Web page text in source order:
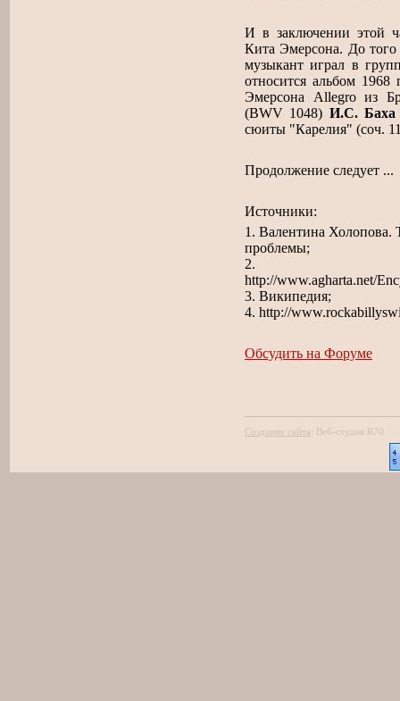
И в заключении этой
Кита Эмерсона. До того
музыкант играл в
относится альбом
Эмерсона Allegro из
(BWV 1048) И.С. Баха
сюиты "Карелия" (соч.
Продолжение следует ...
Источники:
1. Валентина Холопова.
проблемы;
2. Рок-
http://www.agharta.net/
3. Википедия;
4. http://
Обсудить на Форуме
Создание сайта: Веб-студия R70